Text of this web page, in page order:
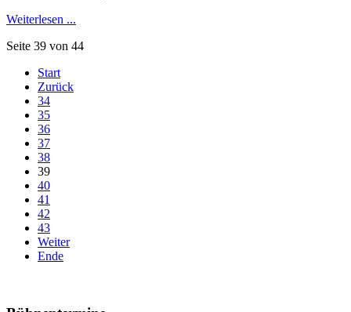
Weiterlesen ...
Seite 39 von 44
Start
Zurück
34
35
36
37
38
39
40
41
42
43
Weiter
Ende